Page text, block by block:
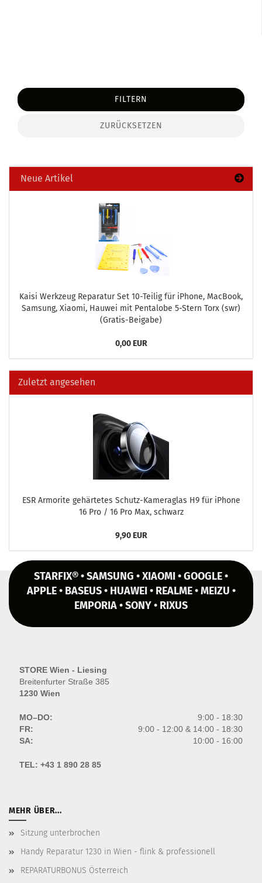
FILTERN
ZURÜCKSETZEN
Neue Artikel
Kaisi Werk­zeug Re­pa­ra­tur Set 10-​Teilig für iPho­ne, MacBook,
Sam­sung, Xiao­mi, Hau­wei mit Pen­talo­be 5-​Stern Torx (swr)
(Gratis-​Beigabe)
0,00 EUR
Zuletzt angesehen
ESR Ar­mori­te ge­här­te­tes Schutz-​Kameraglas H9 für iPho­ne
16 Pro / 16 Pro Max, schwarz
9,90 EUR
STARFIX® • SAMSUNG • XIAOMI • GOOGLE •
APPLE • BASEUS • HUAWEI • REALME • MEIZU •
EMPORIA • SONY • RIXUS
STORE Wien - Liesing
Breitenfurter Straße 385
1230 Wien
MO–DO:
9:00 - 18:30
FR:
9:00 - 12:00 & 14:00 - 18:30
SA:
10:00 - 16:00
TEL: +43 1 890 28 85
MEHR ÜBER...
Sitzung unterbrochen
Handy Reparatur 1230 in Wien - flink & professionell
REPARATURBONUS Österreich